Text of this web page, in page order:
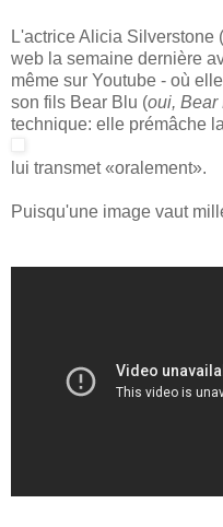
L'actrice Alicia Silverstone
web la semaine dernière
même sur Youtube - où
son fils Bear Blu (oui, Bear
technique: elle prémâche
lui transmet «oralement».
Puisqu'une image vaut